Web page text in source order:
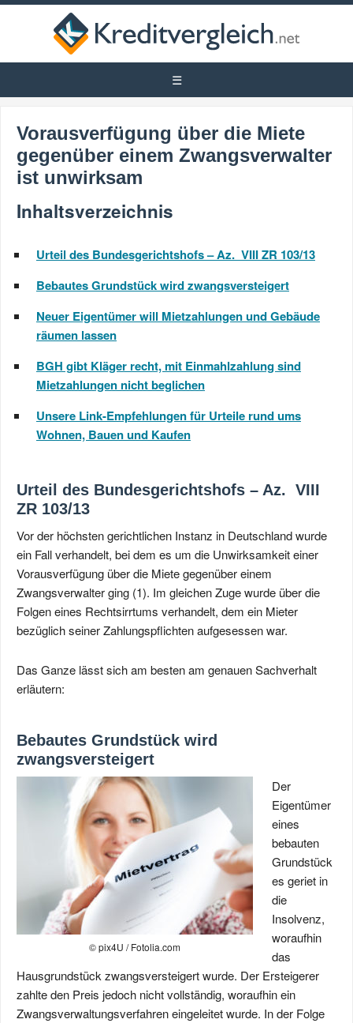
Vorausverfügung über die Miete
gegenüber einem Zwangsverwalter
ist unwirksam
Inhaltsverzeichnis
Urteil des Bundesgerichtshofs – Az. VIII ZR 103/13
Bebautes Grundstück wird zwangsversteigert
Neuer Eigentümer will Mietzahlungen und Gebäude
räumen lassen
BGH gibt Kläger recht, mit Einmahlzahlung sind
Mietzahlungen nicht beglichen
Unsere Link-Empfehlungen für Urteile rund ums
Wohnen, Bauen und Kaufen
Urteil des Bundesgerichtshofs – Az. VIII
ZR 103/13
Vor der höchsten gerichtlichen Instanz in Deutschland wurde
ein Fall verhandelt, bei dem es um die Unwirksamkeit einer
Vorausverfügung über die Miete gegenüber einem
Zwangsverwalter ging (1). Im gleichen Zuge wurde über die
Folgen eines Rechtsirrtums verhandelt, dem ein Mieter
bezüglich seiner Zahlungspflichten aufgesessen war.
Das Ganze lässt sich am besten am genauen Sachverhalt
erläutern:
Bebautes Grundstück wird
zwangsversteigert
© pix4U / Fotolia.com
Der
Eigentümer
eines
bebauten
Grundstück
es geriet in
die
Insolvenz,
woraufhin
das
Hausgrundstück zwangsversteigert wurde. Der Ersteigerer
zahlte den Preis jedoch nicht vollständig, woraufhin ein
Zwangsverwaltungsverfahren eingeleitet wurde. In der Folge